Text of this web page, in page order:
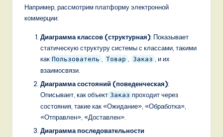
Например, рассмотрим платформу электронной
коммерции:
Диаграмма классов (структурная): Показывает
статическую структуру системы с классами, такими
как Пользователь , Товар , Заказ , и их
взаимосвязи.
Диаграмма состояний (поведенческая):
Описывает, как объект Заказ проходит через
состояния, такие как «Ожидание», «Обработка»,
«Отправлен», «Доставлен».
Диаграмма последовательности